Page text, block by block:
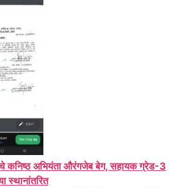
कनिष्ठ अभियंता औरंगजेब बेग, सहायक ग्रेड-3
स्थानांतरित